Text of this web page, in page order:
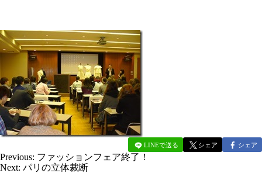
LINEで送る シェア シェア
Previous: ファッションフェア終了！
Next: パリの立体裁断